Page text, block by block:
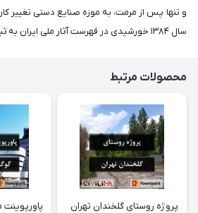
و تنها پس از مرمت، به موزه صنایع دستی تغییر
سال ۱۳۸۴ خورشیدی در فهرست آثار ملی ایران به ثبت رسید.
محصولات مرتبط
پروژه روستای گلخندان تهران
پاورپوینت